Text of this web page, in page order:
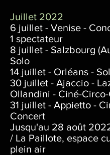
Juillet 2022
6 juillet - Venise -
1 spectateur
8 juillet - Salzbourg
Solo
14 juillet - Orléans -
30 juillet - Ajaccio -
Ollandini - Ciné-
31 juillet - Appietto -
Concert
Jusqu'au 28 août
/ La Paillote, espace
plein air